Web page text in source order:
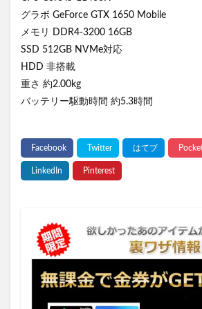
グラボ GeForce GTX 1650 Mobile
メモリ DDR4-3200 16GB
SSD 512GB NVMe対応
HDD 非搭載
重さ 約2.00kg
バッテリー駆動時間 約5.3時間